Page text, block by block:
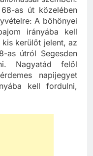
as út közelében
A böhönyei
irányába kell
kerülőt jelent, az
as útról Segesden
Nagyatád felől
napijegyet
kell fordulni,